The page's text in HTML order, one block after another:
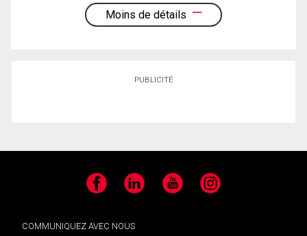
Moins de détails
PUBLICITÉ
Facebook LinkedIn YouTube Instagram
COMMUNIQUEZ AVEC NOUS